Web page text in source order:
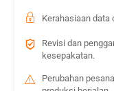
Kerahasiaan data
Revisi dan
kesepakatan.
Perubahan